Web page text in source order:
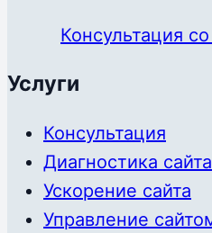
Консультация
Услуги
Консультация
Диагностика сайта
Ускорение сайта
Управление